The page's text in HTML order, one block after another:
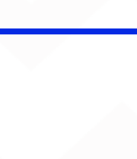
AUMENTA O SOM!